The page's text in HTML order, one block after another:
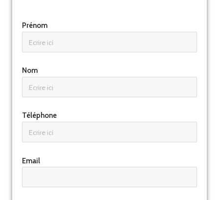
Prénom
Nom
Téléphone
Email